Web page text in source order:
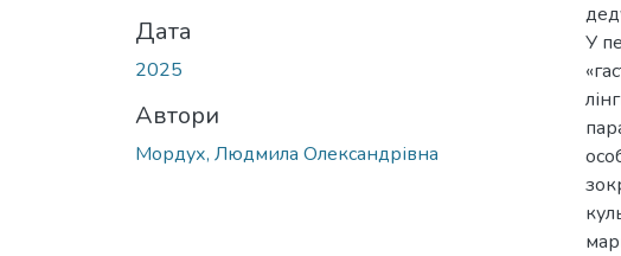
Дата
2025
Автори
Мордух, Людмила Олександрівна
У